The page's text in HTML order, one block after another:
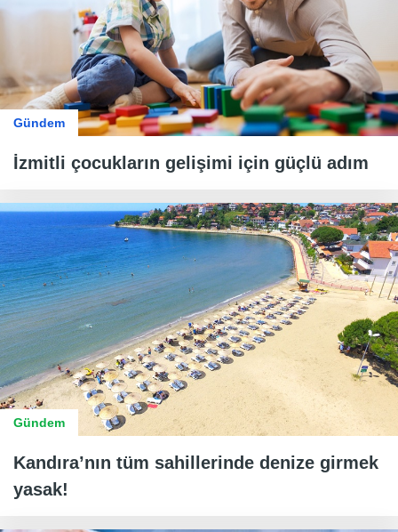
Gündem
İzmitli çocukların gelişimi için güçlü adım
Gündem
Kandıra’nın tüm sahillerinde denize girmek
yasak!